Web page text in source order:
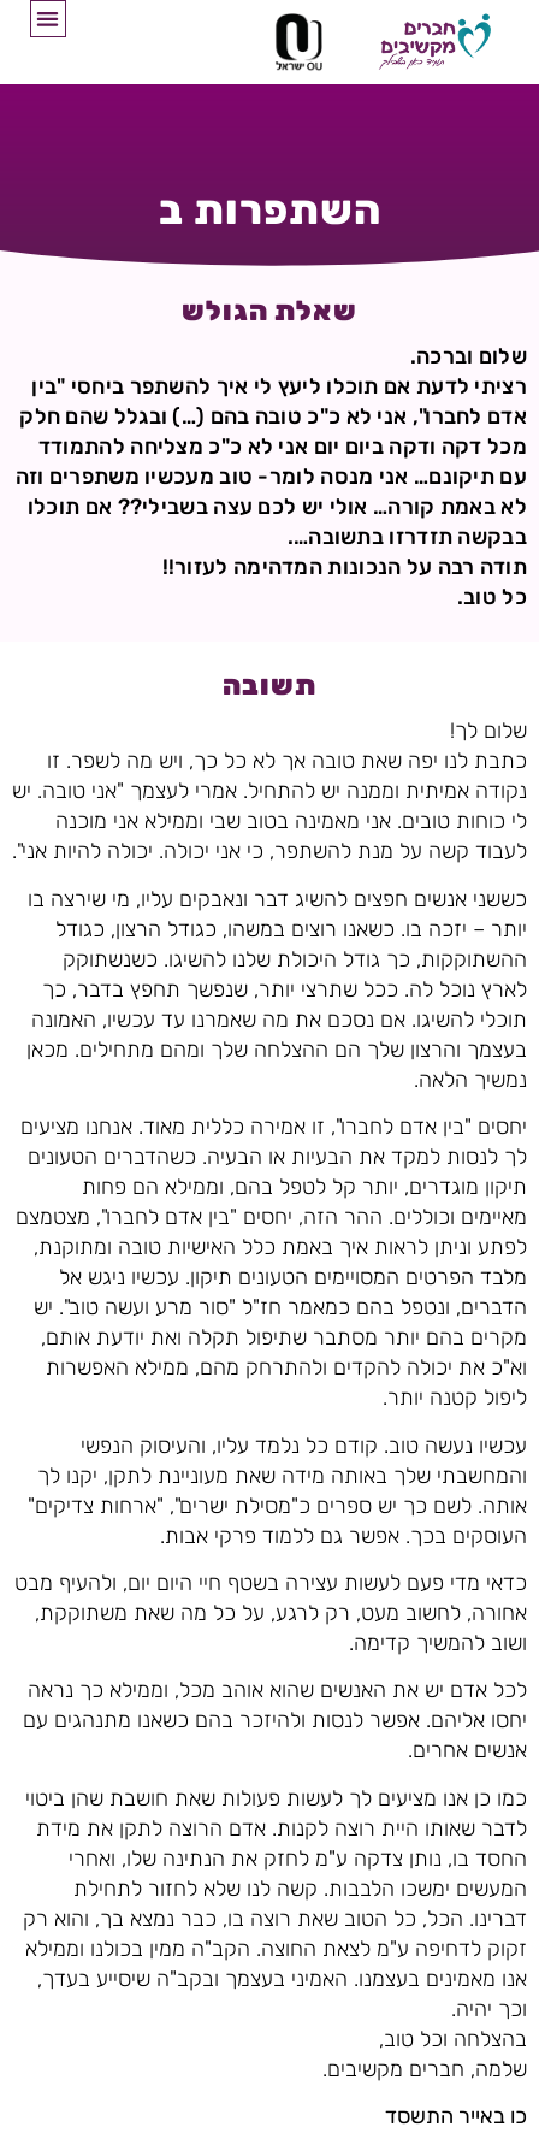
השתפרות ב
שאלת הגולש
שלום וברכה.
רציתי לדעת אם תוכלו ליעץ לי איך להשתפר ביחסי "בין
אדם לחברו", אני לא כ"כ טובה בהם (…) ובגלל שהם חלק
מכל דקה ודקה ביום יום אני לא כ"כ מצליחה להתמודד
עם תיקונם… אני מנסה לומר- טוב מעכשיו משתפרים וזה
לא באמת קורה… אולי יש לכם עצה בשבילי?? אם תוכלו
בבקשה תזדרזו בתשובה….
תודה רבה על הנכונות המדהימה לעזור!!
כל טוב.
תשובה
שלום לך!
כתבת לנו יפה שאת טובה אך לא כל כך, ויש מה לשפר. זו
נקודה אמיתית וממנה יש להתחיל. אמרי לעצמך "אני טובה. יש
לי כוחות טובים. אני מאמינה בטוב שבי וממילא אני מוכנה
לעבוד קשה על מנת להשתפר, כי אני יכולה. יכולה להיות אני".
כששני אנשים חפצים להשיג דבר ונאבקים עליו, מי שירצה בו
יותר – יזכה בו. כשאנו רוצים במשהו, כגודל הרצון, כגודל
ההשתוקקות, כך גודל היכולת שלנו להשיגו. כשנשתוקק
לארץ נוכל לה. ככל שתרצי יותר, שנפשך תחפץ בדבר, כך
תוכלי להשיגו. אם נסכם את מה שאמרנו עד עכשיו, האמונה
בעצמך והרצון שלך הם ההצלחה שלך ומהם מתחילים. מכאן
נמשיך הלאה.
יחסים "בין אדם לחברו", זו אמירה כללית מאוד. אנחנו מציעים
לך לנסות למקד את הבעיות או הבעיה. כשהדברים הטעונים
תיקון מוגדרים, יותר קל לטפל בהם, וממילא הם פחות
מאיימים וכוללים. ההר הזה, יחסים "בין אדם לחברו", מצטמצם
לפתע וניתן לראות איך באמת כלל האישיות טובה ומתוקנת,
מלבד הפרטים המסויימים הטעונים תיקון. עכשיו ניגש אל
הדברים, ונטפל בהם כמאמר חז"ל "סור מרע ועשה טוב". יש
מקרים בהם יותר מסתבר שתיפול תקלה ואת יודעת אותם,
וא"כ את יכולה להקדים ולהתרחק מהם, ממילא האפשרות
ליפול קטנה יותר.
עכשיו נעשה טוב. קודם כל נלמד עליו, והעיסוק הנפשי
והמחשבתי שלך באותה מידה שאת מעוניינת לתקן, יקנו לך
אותה. לשם כך יש ספרים כ"מסילת ישרים", "ארחות צדיקים"
העוסקים בכך. אפשר גם ללמוד פרקי אבות.
כדאי מדי פעם לעשות עצירה בשטף חיי היום יום, ולהעיף מבט
אחורה, לחשוב מעט, רק לרגע, על כל מה שאת משתוקקת,
ושוב להמשיך קדימה.
לכל אדם יש את האנשים שהוא אוהב מכל, וממילא כך נראה
יחסו אליהם. אפשר לנסות ולהיזכר בהם כשאנו מתנהגים עם
אנשים אחרים.
כמו כן אנו מציעים לך לעשות פעולות שאת חושבת שהן ביטוי
לדבר שאותו היית רוצה לקנות. אדם הרוצה לתקן את מידת
החסד בו, נותן צדקה ע"מ לחזק את הנתינה שלו, ואחרי
המעשים ימשכו הלבבות. קשה לנו שלא לחזור לתחילת
דברינו. הכל, כל הטוב שאת רוצה בו, כבר נמצא בך, והוא רק
זקוק לדחיפה ע"מ לצאת החוצה. הקב"ה ממין בכולנו וממילא
אנו מאמינים בעצמנו. האמיני בעצמך ובקב"ה שיסייע בעדך,
וכך יהיה.
בהצלחה וכל טוב,
שלמה, חברים מקשיבים.
כו באייר התשסד